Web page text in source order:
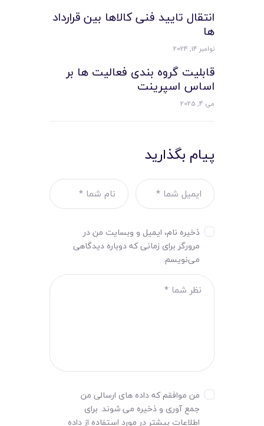
انتقال تایید فنی کالاها بین قرارداد
ها
نوامبر 14, 2024
قابلیت گروه بندی فعالیت ها بر
اساس اسپرینت
می 4, 2025
پیام بگذارید
ذخیره نام، ایمیل و وبسایت من در
مرورگر برای زمانی که دوباره دیدگاهی
می‌نویسم.
من موافقم که داده های ارسالی من
جمع آوری و ذخیره می شوند. برای
اطلاعات بیشتر در مورد استفاده از داده